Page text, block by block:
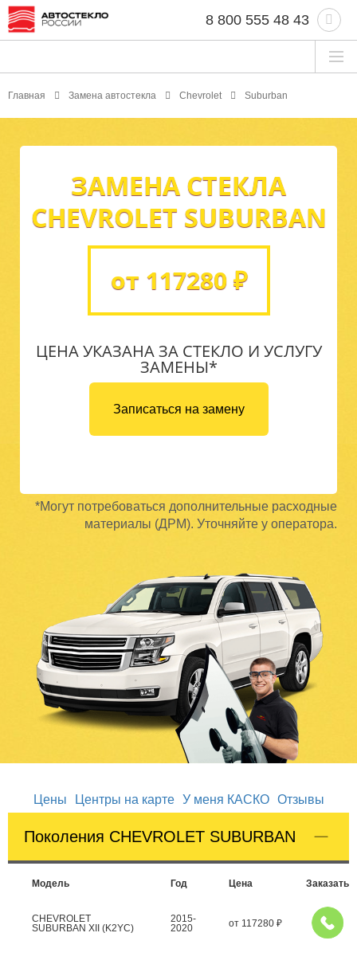
8 800 555 48 43
Главная Замена автостекла Chevrolet Suburban
ЗАМЕНА СТЕКЛА
CHEVROLET SUBURBAN
от 117280 ₽
ЦЕНА УКАЗАНА ЗА СТЕКЛО И УСЛУГУ
ЗАМЕНЫ*
Записаться на замену
*Могут потребоваться дополнительные расходные
материалы (ДРМ). Уточняйте у оператора.
Цены Центры на карте У меня КАСКО Отзывы
Поколения CHEVROLET SUBURBAN
Модель Год Цена Заказать
CHEVROLET
SUBURBAN XII (K2YC)
2015-
2020
от 117280 ₽